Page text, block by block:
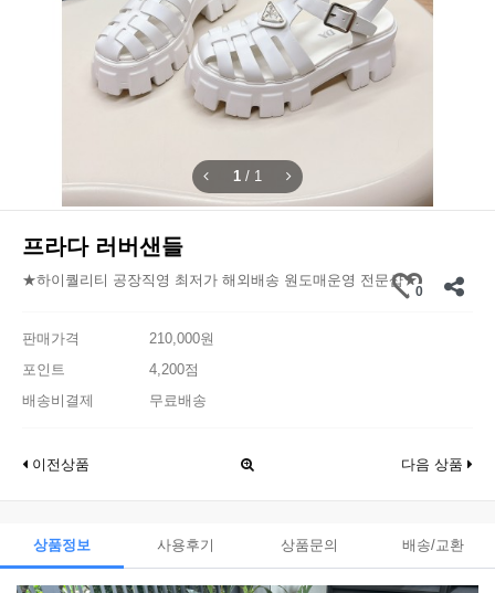
1 / 1
프라다 러버샌들
★하이퀄리티 공장직영 최저가 해외배송 원도매운영 전문샵★
0
판매가격
210,000원
포인트
4,200점
배송비결제
무료배송
이전상품 다음 상품
상품정보 사용후기 상품문의 배송/교환